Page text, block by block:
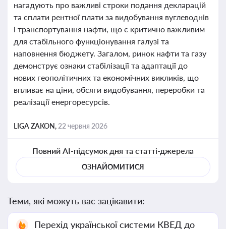
нагадують про важливі строки подання декларацій
та сплати рентної плати за видобування вуглеводнів
і транспортування нафти, що є критично важливим
для стабільного функціонування галузі та
наповнення бюджету. Загалом, ринок нафти та газу
демонструє ознаки стабілізації та адаптації до
нових геополітичних та економічних викликів, що
впливає на ціни, обсяги видобування, переробки та
реалізації енергоресурсів.
LIGA ZAKON, 22 червня 2026
Повний AI-підсумок дня та статті-джерела
ОЗНАЙОМИТИСЯ
Теми, які можуть вас зацікавити:
Перехід української системи КВЕД до